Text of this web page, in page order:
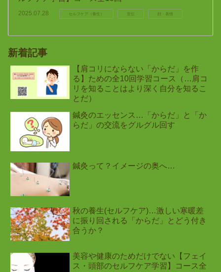
2025.07.28 セルフケア（養生） 宣伝 顔・表情
新着記事
【肩コリにならない「からだ」を作
る】ための全10回学習コース（…肩コ
リを知ることはより深く自分を知るこ
とだ）
鍼灸のエッセンス…「からだ」と「か
らだ」の交流をグルグル回す
鍼灸って？イメージの奥へ…
秋の養生(セルフケア)…激しい寒暖差
に振り回される「からだ」とどう付き
合うか？
美容や健康のためだけでない【フェイ
ス・頭部のセルフケア学習】コース全